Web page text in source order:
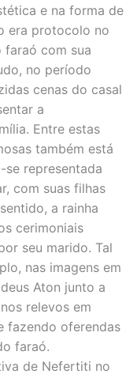
e na forma de
era protocolo no
faraó com sua
no período
cenas do casal
a
Entre estas
também está
se representada
com suas filhas
a rainha
cerimoniais
seu marido. Tal
nas imagens em
Aton junto a
relevos em
fazendo oferendas
faraó.
de Nefertiti no